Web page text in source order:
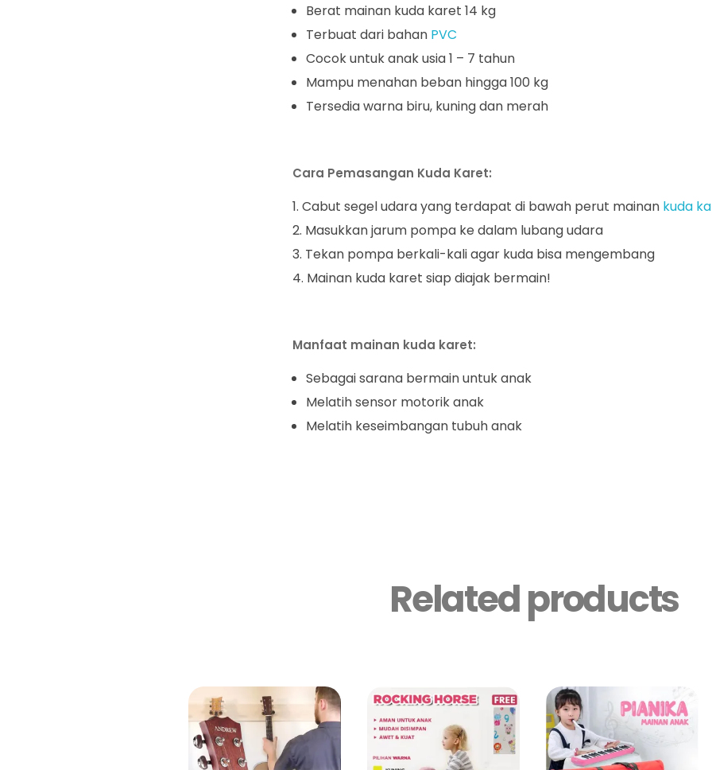
Berat mainan kuda karet 14 kg
Terbuat dari bahan PVC
Cocok untuk anak usia 1 – 7 tahun
Mampu menahan beban hingga 100 kg
Tersedia warna biru, kuning dan merah
Cara Pemasangan Kuda Karet:
Cabut segel udara yang terdapat di bawah perut mainan kuda
Masukkan jarum pompa ke dalam lubang udara
Tekan pompa berkali-kali agar kuda bisa mengembang
Mainan kuda karet siap diajak bermain!
Manfaat mainan kuda karet:
Sebagai sarana bermain untuk anak
Melatih sensor motorik anak
Melatih keseimbangan tubuh anak
Related products